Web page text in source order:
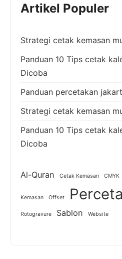
Artikel Populer
Strategi cetak kemasan
Panduan 10 Tips cetak
Dicoba
Panduan percetakan
Strategi cetak kemasan
Panduan 10 Tips cetak
Dicoba
Al-Quran Cetak Kemasan CMYK
Kemasan Offset
Rotogravure Sablon Website